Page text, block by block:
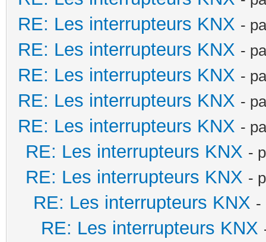
RE: Les interrupteurs KNX -
RE: Les interrupteurs KNX -
RE: Les interrupteurs KNX -
RE: Les interrupteurs KNX -
RE: Les interrupteurs KNX -
RE: Les interrupteurs KNX -
RE: Les interrupteurs KNX -
RE: Les interrupteurs KNX -
RE: Les interrupteurs KNX